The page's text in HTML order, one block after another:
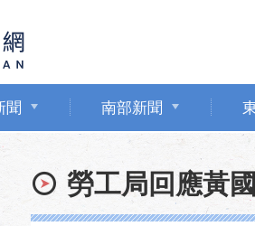
聞 南部新聞
勞工局回應黃